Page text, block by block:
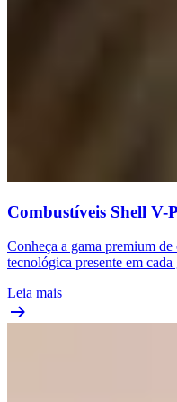
Combustíveis Shell V-
Conheça a gama premium
tecnológica presente em
Leia mais